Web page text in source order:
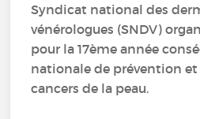
Syndicat national des
vénérologues (SNDV)
pour la 17ème année
nationale de prévention et
cancers de la peau.